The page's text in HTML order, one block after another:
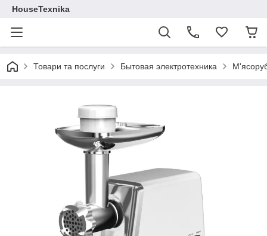
HouseTexnika
Товари та послуги Бытовая электротехника